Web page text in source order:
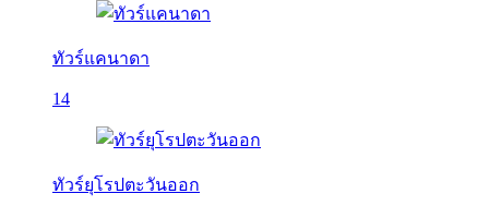
ทัวร์แคนาดา
14
ทัวร์ยุโรปตะวันออก